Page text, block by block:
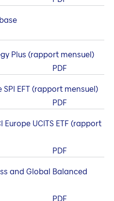
Plus (rapport mensuel)
PDF
EFT (rapport mensuel)
PDF
UCITS ETF (rapport
PDF
and Global Balanced